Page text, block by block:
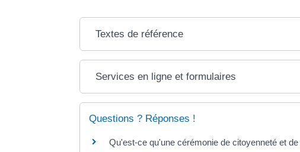
Textes de référence
Services en ligne et formulaires
Questions ? Réponses !
Qu'est-ce qu'une cérémonie de citoyenneté et